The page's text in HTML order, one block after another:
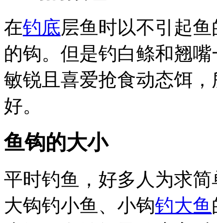
在钓底层鱼时以不引起
的钩。但是钓白鲦和翘
敏锐且喜爱抢食动态饵
好。
鱼钩的大小
平时钓鱼，好多人为求
大钩钓小鱼、小钩钓大鱼